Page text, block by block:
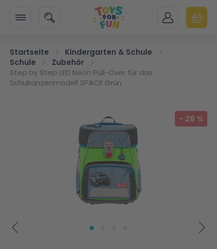
SUCHE MEIN KONTO
Startseite
Kindergarten & Schule
Schule
Zubehör
Step by Step LED Neon Pull-Over für das
Schulranzenmodell SPACE Grün
Zum Ende der Bildgalerie springen - 28 %